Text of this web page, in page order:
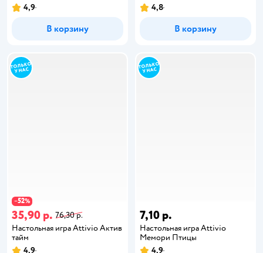
4,9
В корзину
4,8
В корзину
−52%
35,90 р. 76,30 р.
Настольная игра Attivio Актив
тайм
4,9
7,10 р.
Настольная игра Attivio
Мемори Птицы
4,9